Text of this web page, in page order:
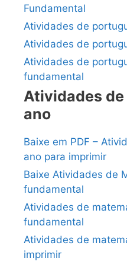
Fundamental
Atividades de
Atividades de
Atividades de
fundamental
Atividades de
ano
Baixe em PDF –
ano para imprimir
Baixe Atividades de
fundamental
Atividades de
fundamental
Atividades de
imprimir